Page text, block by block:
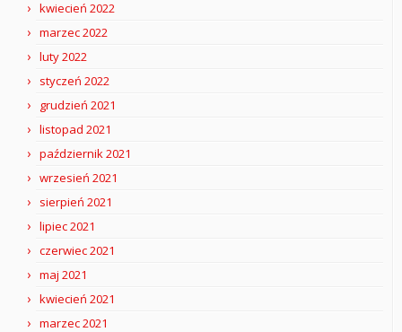
kwiecień 2022
marzec 2022
luty 2022
styczeń 2022
grudzień 2021
listopad 2021
październik 2021
wrzesień 2021
sierpień 2021
lipiec 2021
czerwiec 2021
maj 2021
kwiecień 2021
marzec 2021